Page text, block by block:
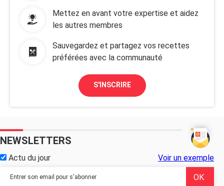
Mettez en avant votre expertise et aidez
les autres membres
Sauvegardez et partagez vos recettes
préférées avec la communauté
S'INSCRIRE
NEWSLETTERS
Actu du jour Voir un exemple